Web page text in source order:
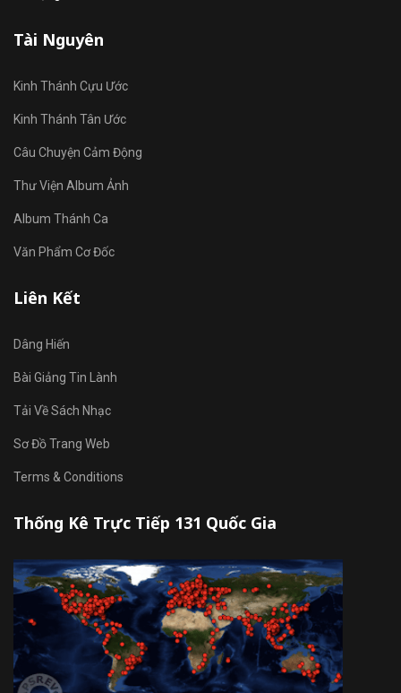
Tài Nguyên
Kinh Thánh Cựu Ước
Kinh Thánh Tân Ước
Câu Chuyện Cảm Động
Thư Viện Album Ảnh
Album Thánh Ca
Văn Phẩm Cơ Đốc
Liên Kết
Dâng Hiến
Bài Giảng Tin Lành
Tải Về Sách Nhạc
Sơ Đồ Trang Web
Terms & Conditions
Thống Kê Trực Tiếp 131 Quốc Gia